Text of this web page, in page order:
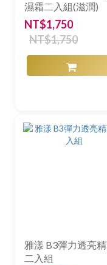
濕霜二入組(滋潤)
NT$1,750
NT$1,750
雅漾 B3彈力透亮
二入組